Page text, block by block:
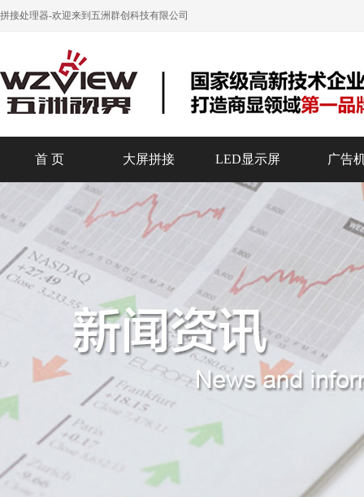
拼接处理器-欢迎来到五洲群创科技有限公司
首 页 大屏拼接 LED显示屏 广告